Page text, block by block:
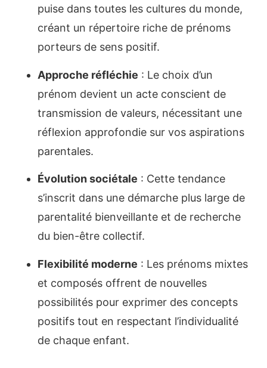
puise dans toutes les cultures du monde,
créant un répertoire riche de prénoms
porteurs de sens positif.
Approche réfléchie : Le choix d’un
prénom devient un acte conscient de
transmission de valeurs, nécessitant une
réflexion approfondie sur vos aspirations
parentales.
Évolution sociétale : Cette tendance
s’inscrit dans une démarche plus large de
parentalité bienveillante et de recherche
du bien-être collectif.
Flexibilité moderne : Les prénoms mixtes
et composés offrent de nouvelles
possibilités pour exprimer des concepts
positifs tout en respectant l’individualité
de chaque enfant.